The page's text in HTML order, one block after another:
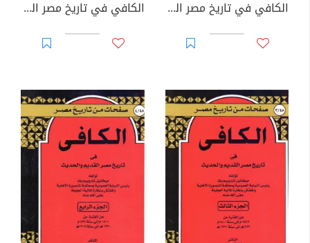
الكافي في تاريخ مصر القديم والحديث - الجزء الأول: 4050ق م-640م الكافي في تاريخ مصر القديم والحديث - الجزء الثاني: 640م-1512م